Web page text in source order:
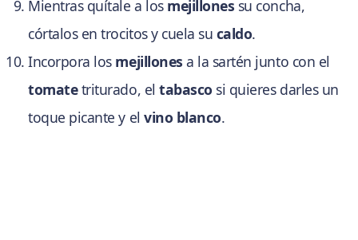
Mientras quítale a los mejillones su concha,
córtalos en trocitos y cuela su caldo.
Incorpora los mejillones a la sartén junto con el
tomatetriturado, eltabasco si quieres darles un
toque picante y elvino blanco.